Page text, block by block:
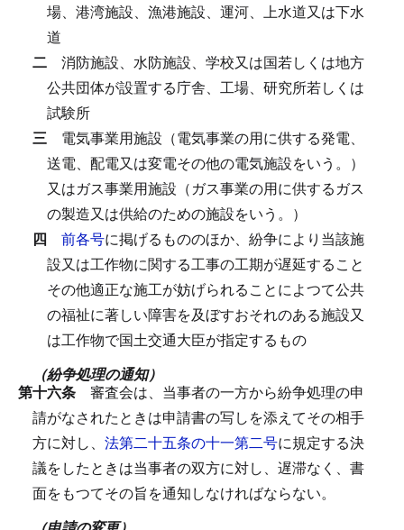
場、港湾施設、漁港施設、運河、上水道又は下水
道
二 消防施設、水防施設、学校又は国若しくは地方
公共団体が設置する庁舎、工場、研究所若しくは
試験所
三 電気事業用施設（電気事業の用に供する発電、
送電、配電又は変電その他の電気施設をいう。）
又はガス事業用施設（ガス事業の用に供するガス
の製造又は供給のための施設をいう。）
四 前各号に掲げるもののほか、紛争により当該施
設又は工作物に関する工事の工期が遅延すること
その他適正な施工が妨げられることによつて公共
の福祉に著しい障害を及ぼすおそれのある施設又
は工作物で国土交通大臣が指定するもの
（紛争処理の通知）
第十六条 審査会は、当事者の一方から紛争処理の申
請がなされたときは申請書の写しを添えてその相手
方に対し、 法第二十五条の十一第二号に規定する決
議をしたときは当事者の双方に対し、遅滞なく、書
面をもつてその旨を通知しなければならない。